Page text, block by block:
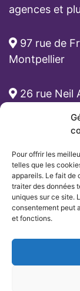
Pour offrir les
telles que les
appareils. Le fait de
traiter des données
uniques sur ce site.
consentement peut
et fonctions.
agences et
97 rue de
Montpellier
26 rue Neil
cabinet-
05 33 89